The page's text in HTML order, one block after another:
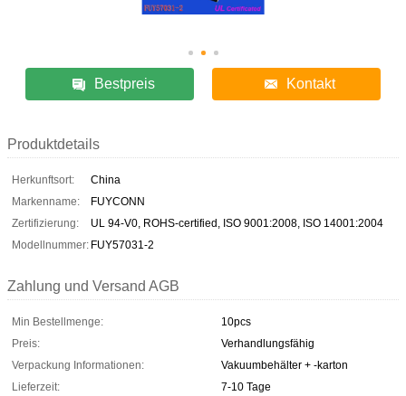
Bestpreis Kontakt
Produktdetails
Herkunftsort:
China
Markenname:
FUYCONN
Zertifizierung:
UL 94-V0, ROHS-certified, ISO 9001:2008, ISO 14001:2004
Modellnummer: FUY57031-2
Zahlung und Versand AGB
Min Bestellmenge:
10pcs
Preis:
Verhandlungsfähig
Verpackung Informationen:
Vakuumbehälter + -karton
Lieferzeit:
7-10 Tage